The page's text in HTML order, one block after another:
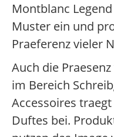
Montblanc
Muster ein und
Praeferenz vieler
Auch die
im Bereich
Accessoires
Duftes bei.